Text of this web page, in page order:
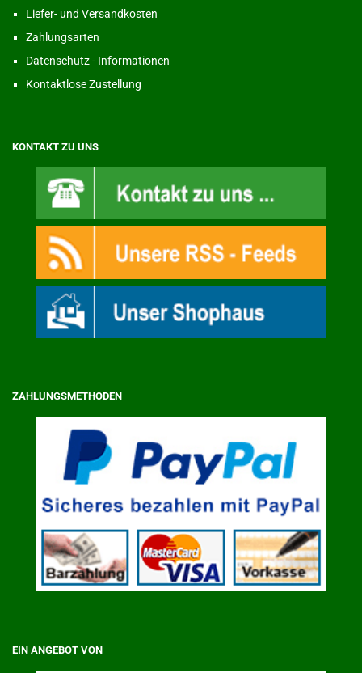
Liefer- und Versandkosten
Zahlungsarten
Datenschutz - Informationen
Kontaktlose Zustellung
KONTAKT ZU UNS
ZAHLUNGSMETHODEN
EIN ANGEBOT VON